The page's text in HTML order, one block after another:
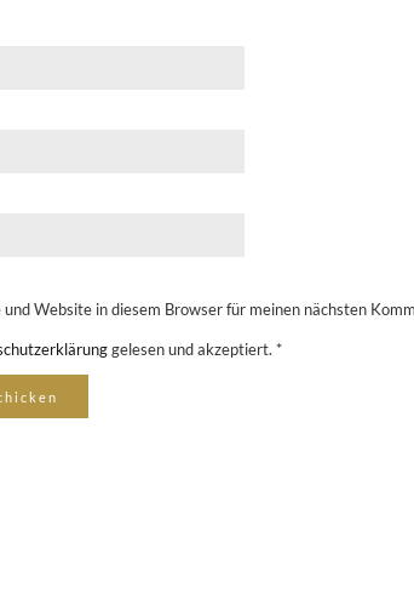
Website in diesem Browser für meinen nächsten
gelesen und akzeptiert. *